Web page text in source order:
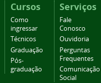
Cursos
Como
ingressar
Técnicos
Graduação
Pós-
graduação
Serviços
Fale
Conosco
Ouvidoria
Perguntas
Frequentes
Comunicação
Social